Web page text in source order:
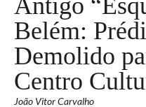
Belém:
Demolido
Centro
João Vitor Carvalho